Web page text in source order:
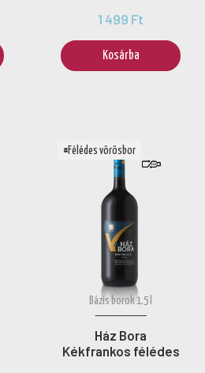
1 499 Ft
Kosárba
Bázis borok 1.5 l
Ház Bora
Kékfrankos félédes
#Félédes vörösbor